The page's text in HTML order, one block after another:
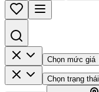
Chọn mức giá
Chọn trạng thái